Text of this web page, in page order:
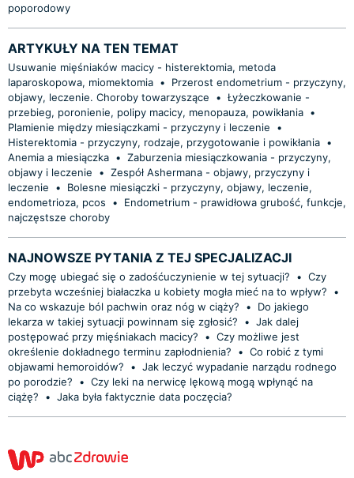
poporodowy
ARTYKUŁY NA TEN TEMAT
Usuwanie mięśniaków macicy - histerektomia, metoda
laparoskopowa, miomektomia •
Przerost endometrium - przyczyny,
objawy, leczenie. Choroby towarzyszące
• Łyżeczkowanie -
przebieg, poronienie, polipy macicy, menopauza, powikłania •
Plamienie między miesiączkami - przyczyny i leczenie
•
Histerektomia - przyczyny, rodzaje, przygotowanie i powikłania •
Anemia a miesiączka • Zaburzenia miesiączkowania - przyczyny,
objawy i leczenie
• Zespół Ashermana - objawy, przyczyny i
leczenie
•
Bolesne miesiączki - przyczyny, objawy, leczenie,
endometrioza, pcos
•
Endometrium - prawidłowa grubość, funkcje,
najczęstsze choroby
NAJNOWSZE PYTANIA Z TEJ SPECJALIZACJI
Czy mogę ubiegać się o zadośćuczynienie w tej sytuacji? • Czy
przebyta wcześniej białaczka u kobiety mogła mieć na to wpływ?
•
Na co wskazuje ból pachwin oraz nóg w ciąży?
•
Do jakiego
lekarza w takiej sytuacji powinnam się zgłosić?
• Jak dalej
postępować przy mięśniakach macicy?
• Czy możliwe jest
określenie dokładnego terminu zapłodnienia?
• Co robić z tymi
objawami hemoroidów?
• Jak leczyć wypadanie narządu rodnego
po porodzie?
• Czy leki na nerwicę lękową mogą wpłynąć na
ciążę?
• Jaka była faktycznie data poczęcia?